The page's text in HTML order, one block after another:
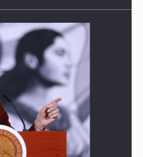
con arma tras
Sur a partir del